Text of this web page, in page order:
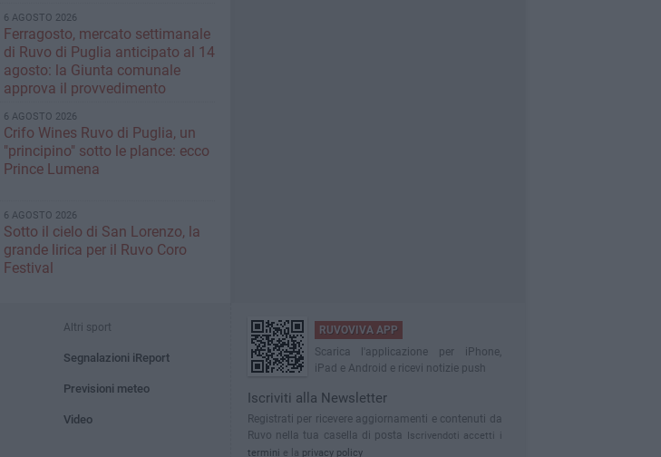
6 AGOSTO 2026
Ferragosto, mercato settimanale
di Ruvo di Puglia anticipato al 14
agosto: la Giunta comunale
approva il provvedimento
6 AGOSTO 2026
Crifo Wines Ruvo di Puglia, un
"principino" sotto le plance: ecco
Prince Lumena
6 AGOSTO 2026
Sotto il cielo di San Lorenzo, la
grande lirica per il Ruvo Coro
Festival
Altri sport
Segnalazioni iReport
Previsioni meteo
Video
RUVOVIVA APP
Scarica l'applicazione per iPhone,
iPad e Android e ricevi notizie push
Iscriviti alla Newsletter
Registrati per ricevere aggiornamenti e contenuti da
Ruvo nella tua casella di posta
Iscrivendoti accetti i
termini e la privacy policy